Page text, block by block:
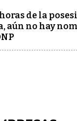
de la
aún no hay